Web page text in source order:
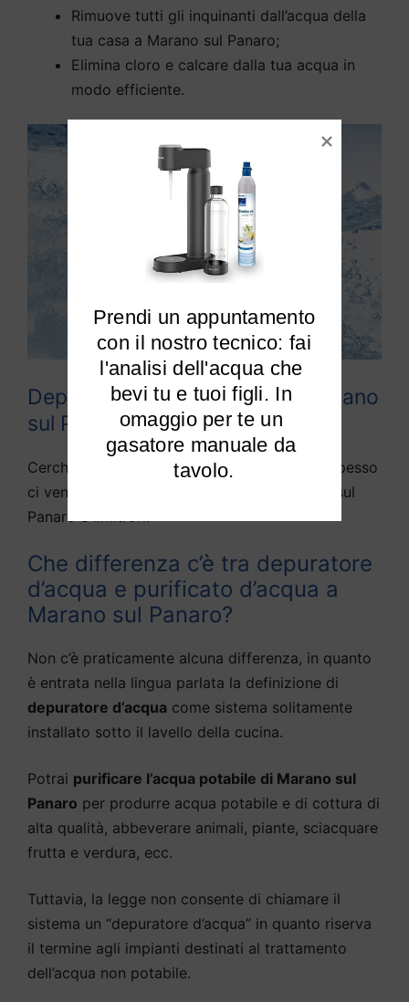
Rimuove tutti gli inquinanti dall’acqua della
tua casa a Marano sul Panaro;
Elimina cloro e calcare dalla tua acqua in
modo efficiente.
Depuratori acqua domestici Marano
sul Panaro
Cerchiamo di rispondere alle domande che spesso
ci vengono fatte da diversi utenti di Marano sul
Panaro e limitrofi:
Che differenza c’è tra depuratore
d’acqua e purificato d’acqua a
Marano sul Panaro?
Non c’è praticamente alcuna differenza, in quanto
è entrata nella lingua parlata la definizione di
depuratore d’acqua come sistema solitamente
installato sotto il lavello della cucina.
Potrai purificare l’acqua potabile di Marano sul
Panaro per produrre acqua potabile e di cottura di
alta qualità, abbeverare animali, piante, sciacquare
frutta e verdura, ecc.
Tuttavia, la legge non consente di chiamare il
sistema un “depuratore d’acqua” in quanto riserva
il termine agli impianti destinati al trattamento
dell’acqua non potabile.
Prendi un appuntamento
l'analisi dell'acqua che
bevi tu e tuoi figli. In
omaggio per te un
gasatore manuale da
tavolo.